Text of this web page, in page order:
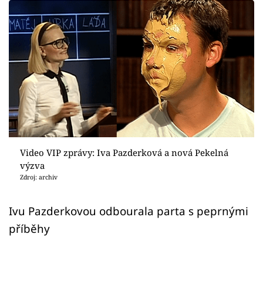
Youtubeři
Virály
Sex a vztahy
Videa
Sledujte prima+
Přihlášení
Sledujte nás
Video VIP zprávy: Iva Pazderková a nová Pekelná
výzva
Zdroj: archiv
Ivu Pazderkovou odbourala parta s peprnými
příběhy